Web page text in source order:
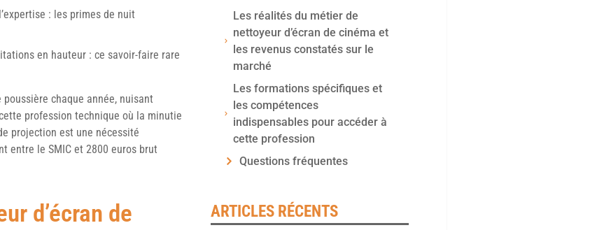
: les primes de nuit
en hauteur : ce savoir-faire rare
chaque année, nuisant
profession technique où la minutie
projection est une nécessité
entre le SMIC et 2800 euros brut
d’écran de
Les réalités du métier de
nettoyeur d’écran de cinéma et
les revenus constatés sur le
marché
Les formations spécifiques et
les compétences
indispensables pour accéder à
cette profession
Questions fréquentes
ARTICLES RÉCENTS